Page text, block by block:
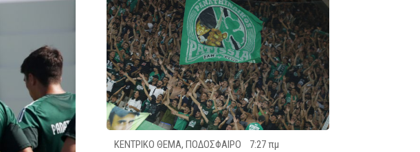
ΚΕΝΤΡΙΚΟ ΘΕΜΑ, ΠΟΔΟΣΦΑΙΡΟ
7:27 πμ